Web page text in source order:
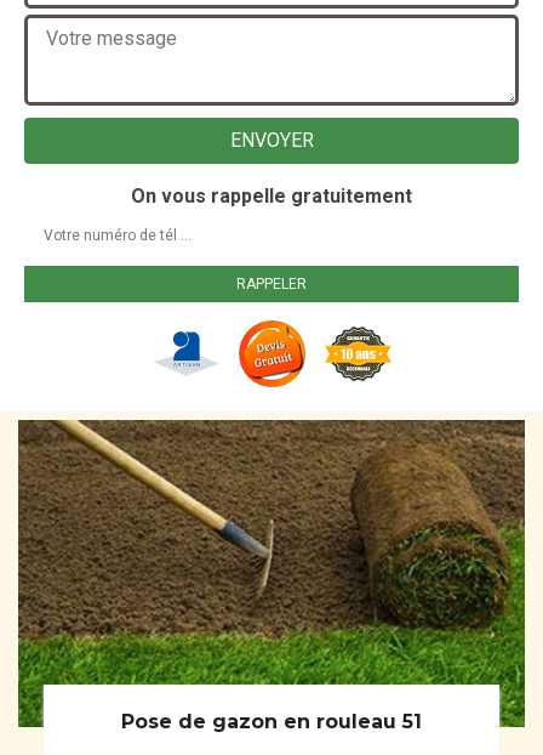
On vous rappelle gratuitement
Pose de gazon en rouleau 51